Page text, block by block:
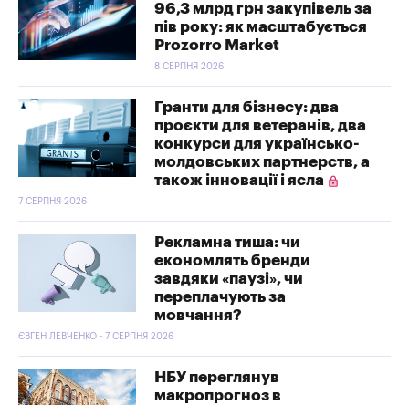
96,3 млрд грн закупівель за
пів року: як масштабується
Prozorro Market
8 СЕРПНЯ 2026
Гранти для бізнесу: два
проєкти для ветеранів, два
конкурси для українсько-
молдовських партнерств, а
також інновації і ясла
7 СЕРПНЯ 2026
Рекламна тиша: чи
економлять бренди
завдяки «паузі», чи
переплачують за
мовчання?
ЄВГЕН ЛЕВЧЕНКО - 7 СЕРПНЯ 2026
НБУ переглянув
макропрогноз в